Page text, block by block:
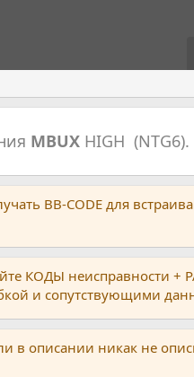
MBUXHIGH (NTG6).
BB-CODE для
КОДЫ неисправности
и сопутствующими
в описании никак не